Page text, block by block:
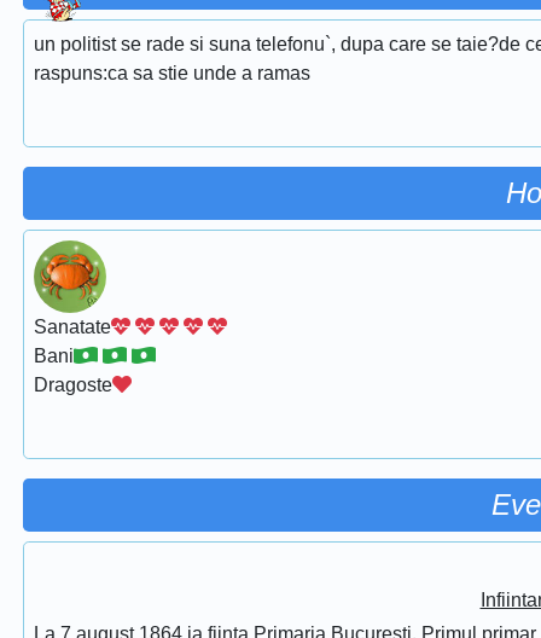
un politist se rade si suna telefonu`, dupa care se taie?de
raspuns:ca sa stie unde a ramas
Sanatate
Bani
Dragoste
La 7 august 1864 ia fiinta Primaria Bucuresti. Primul